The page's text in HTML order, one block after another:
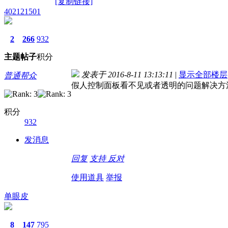
402121501
2
主题
266
帖子
932
积分
普通帮众
积分
932
发消息
发表于 2016-8-11 13:13:11 | 显示全部楼层
假人控制面板看不见或者透明的问题解决方
回复 支持 反对
使用道具 举报
单眼皮
8 147 795